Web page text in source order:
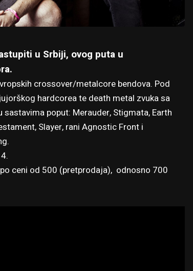
u Srbiji, ovog puta u
crossover/metalcore bendova. Pod
hardcorea te death metal zvuka sa
poput: Merauder, Stigmata, Earth
Slayer, rani Agnostic Front i
ceni od 500 (pretprodaja), odnosno 700